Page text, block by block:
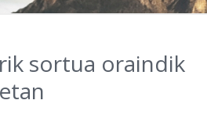
sortua oraindik